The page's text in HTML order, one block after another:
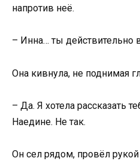
напротив неё.
– Инна… ты действительно
Она кивнула, не поднимая
– Да. Я хотела рассказать
Наедине. Не так.
Он сел рядом, провёл